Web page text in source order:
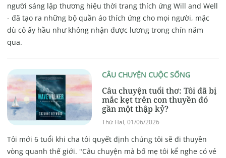
người sáng lập thương hiệu thời trang thích ứng Will and Well
- đã tạo ra những bộ quần áo thích ứng cho mọi người, mặc
dù cô ấy hầu như không nhận được lương trong chín năm
qua.
CÂU CHUYỆN CUỘC SỐNG
Câu chuyện tuổi thơ: Tôi đã bị
mắc kẹt trên con thuyền đó
gần một thập kỷ?
Thứ Hai, 01/06/2026
Tôi mới 6 tuổi khi cha tôi quyết định chúng tôi sẽ đi thuyền
vòng quanh thế giới. "Câu chuyện mà bố mẹ tôi kể nghe có vẻ